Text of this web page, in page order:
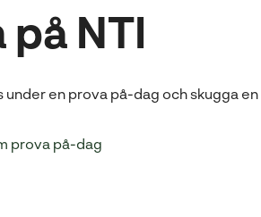
på NTI
under en prova på-dag och skugga
prova på-dag